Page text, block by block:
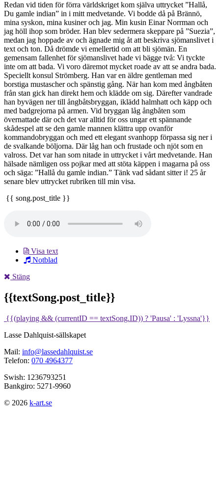
Redan vid tiden för förra världskriget kom själva uttrycket ”Hallå,
Du gamle indian” in i mitt medvetande. Vi bodde då på Brännö,
mina syskon, mina kusiner och jag. Min kusin Einar Norrman och
jag höll ihop som bröder. Han blev sedermera skeppare på ”Suezia”,
medan jag hoppade av och ägnade mig åt att beskriva sjömanslivet i
text och ton. Då drömde vi emellertid om att bli sjömän. En
gemensam fallenhet för sjömanslivet hade vi bägge två: Vi tyckte
inte om att bada. Vi voro däremot mycket roade av att se andra bada.
Speciellt konsul Strömberg. Han var en äldre gentleman med
borstiga mustascher och spänstig gång. När han kom med ångbåten
från stan gick han direkt hem och klädde om sig. Därefter vandrade
han byvägen ner till ångbåtsbryggan, iklädd halmhatt och käpp och
med badgrejorna på armen. Vid bryggan låg ångbåten som
övernattade där och det var alltid för oss ungar ett spännande
skådespel att se den gamle mannen klättra upp ovanför
kommandobryggan och med ett elegant svanhopp förpassa sig ner i
de svalkande böljorna. Där låg han och frustade och njöt som en
valross. Det var han som nitade in uttrycket i vårt medvetande. Han
hälsade nämligen oss pojkar med att stöta käppen i magarna på oss
och säga: ”Hallå du gamle indian.” Tänk vad sådant sitter i! 25 år
senare blev uttrycket rubriken till min visa.
{{ song.post_title }}
Visa text
Notblad
Stäng
{{textSong.post_title}}
{{(playing && (currentID == textSong.ID)) ? 'Pausa' : 'Lyssna'}}
Lasse Dahlquist-sällskapet
Mail: info@lassedahlquist.se
Telefon: 070 4964377
Swish: 1236793251
Bankgiro: 5271-9960
© 2026 k-art.se